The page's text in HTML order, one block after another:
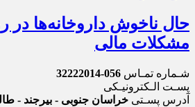
حال ناخوش داروخانه‌ها در
مشکلات مالی
شـماره تمـاس 056-32222014
پسـت الـکترونیـکی
آدرس پسـتی